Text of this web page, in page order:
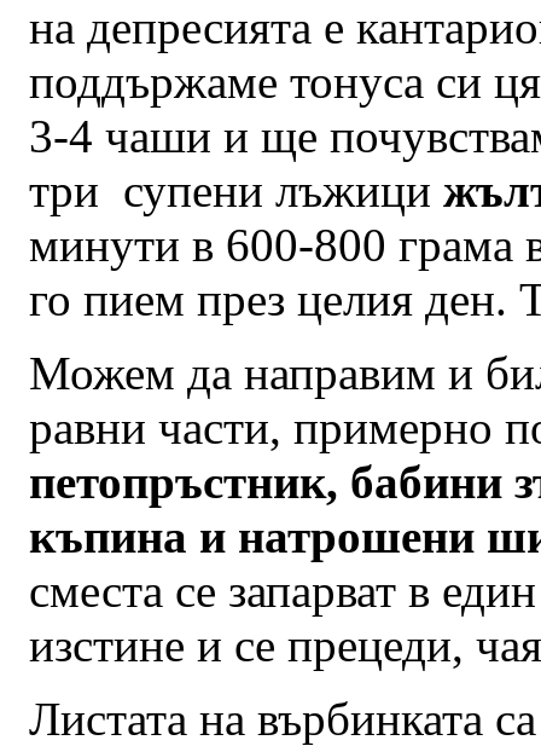
на депресията е
поддържаме тонуса си
3-4 чаши и ще
три супени лъжици
минути в 600-800 грама
го пием през целия ден.
Можем да направим и
равни части, примерно
петопръстник, бабини
къпина и натрошени
сместа се запарват в
изстине и се прецеди,
Листата на върбинката